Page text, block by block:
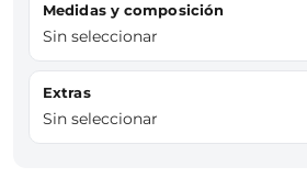
Medidas y composición
Sin seleccionar
Extras
Sin seleccionar